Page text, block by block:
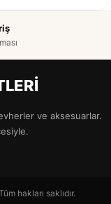
ve aksesuarlar.
hakları saklıdır.